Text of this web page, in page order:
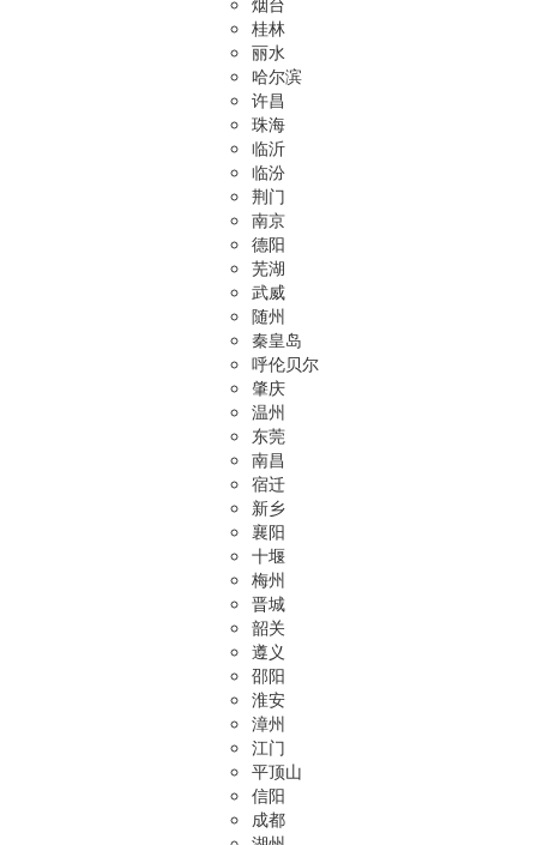
桂林
丽水
哈尔滨
许昌
珠海
临沂
临汾
荆门
南京
德阳
芜湖
武威
随州
秦皇岛
呼伦贝尔
肇庆
温州
东莞
南昌
宿迁
新乡
襄阳
十堰
梅州
晋城
韶关
遵义
邵阳
淮安
漳州
江门
平顶山
信阳
成都